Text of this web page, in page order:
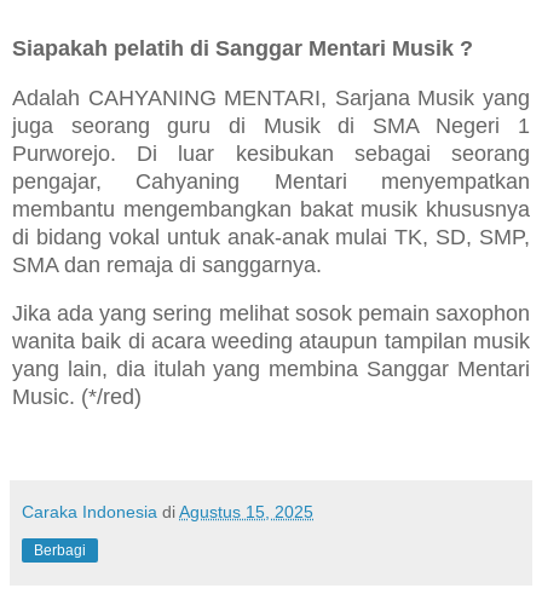
Siapakah pelatih di Sanggar Mentari Musik ?
Adalah CAHYANING MENTARI, Sarjana Musik yang
juga seorang guru di Musik di SMA Negeri 1
Purworejo. Di
luar kesibukan sebagai seorang
pengajar, Cahyaning Mentari menyempatkan
membantu mengembangkan bakat musik khususnya
di bidang vokal untuk anak-anak mulai TK, SD, SMP,
SMA dan remaja di sanggarnya.
Jika ada yang sering melihat sosok pemain saxophon
wanita baik di acara weeding ataupun tampilan musik
yang lain, dia itulah yang membina Sanggar Mentari
Music. (*/red)
Caraka Indonesia diAgustus 15, 2025
Berbagi